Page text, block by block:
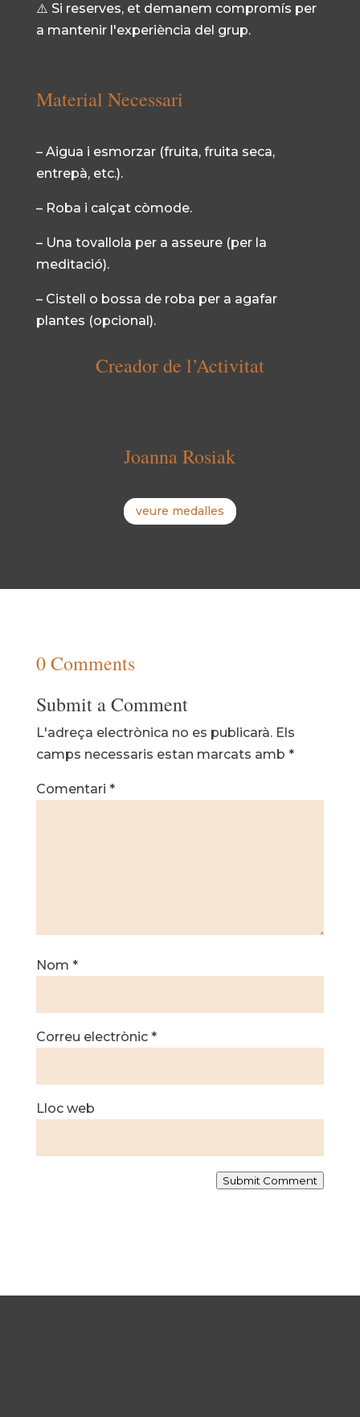
⚠️ Si reserves, et demanem compromís per
a mantenir l'experiència del grup.
Material Necessari
– Aigua i esmorzar (fruita, fruita seca,
entrepà, etc.).
– Roba i calçat còmode.
– Una tovallola per a asseure (per la
meditació).
– Cistell o bossa de roba per a agafar
plantes (opcional).
Creador de l’Activitat
Joanna Rosiak
veure medalles
0 Comments
Submit a Comment
L'adreça electrònica no es publicarà. Els
camps necessaris estan marcats amb *
Comentari *
Nom *
Correu electrònic *
Lloc web
Submit Comment